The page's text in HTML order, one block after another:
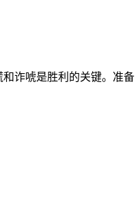
诈唬是胜利的关键。准备